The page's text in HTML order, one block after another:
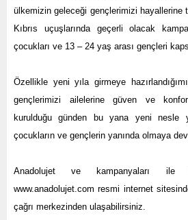
ülkemizin geleceği gençlerimizi hayallerine
Kıbrıs uçuşlarında geçerli olacak
çocukları ve 13 – 24 yaş arası gençleri
Özellikle yeni yıla girmeye
gençlerimizi ailelerine güven ve
kurulduğu günden bu yana yeni nesle
çocukların ve gençlerin yanında olmaya
Anadolujet ve kampanyaları ile
www.anadolujet.com resmi internet
çağrı merkezinden ulaşabilirsiniz.